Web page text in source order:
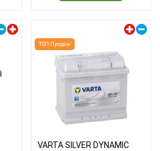
ТОП Продаж
VARTA SILVER DYNAMIC